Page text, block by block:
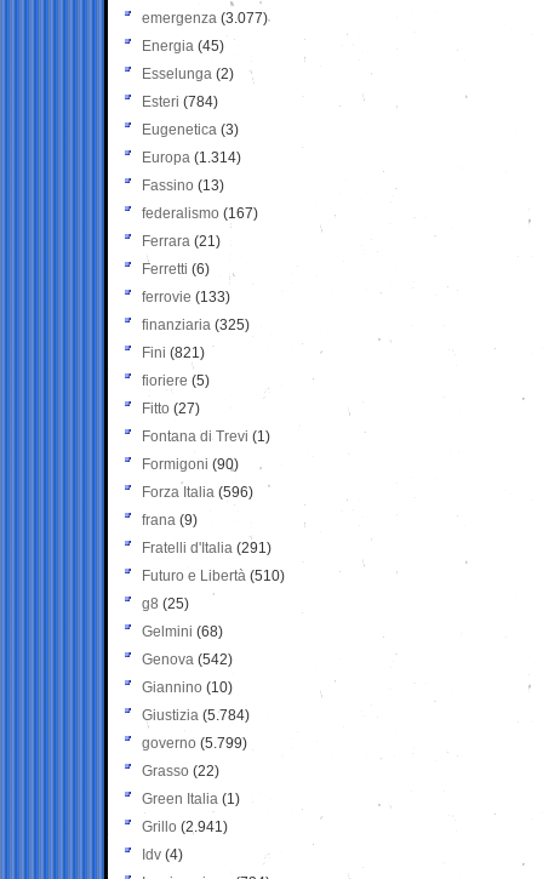
emergenza (3.077)
Energia (45)
Esselunga (2)
Esteri (784)
Eugenetica (3)
Europa (1.314)
Fassino (13)
federalismo (167)
Ferrara (21)
Ferretti (6)
ferrovie (133)
finanziaria (325)
Fini (821)
fioriere (5)
Fitto (27)
Fontana di Trevi (1)
Formigoni (90)
Forza Italia (596)
frana (9)
Fratelli d'Italia (291)
Futuro e Libertà (510)
g8 (25)
Gelmini (68)
Genova (542)
Giannino (10)
Giustizia (5.784)
governo (5.799)
Grasso (22)
Green Italia (1)
Grillo (2.941)
Idv (4)